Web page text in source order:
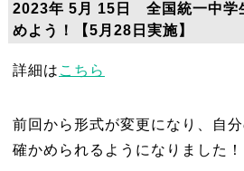
2023年 5月 15日 全国統一中学
めよう！【5月28日実施】
詳細は こちら
前回から形式が変更になり、自
確かめられるようになりました！